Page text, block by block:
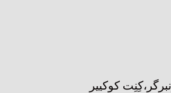
کوکییر